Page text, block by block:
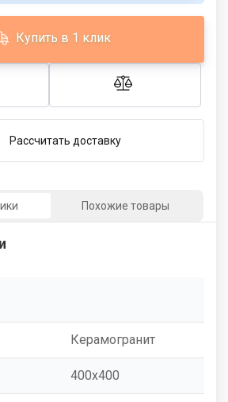
Купить в 1 клик
Рассчитать доставку
Похожие товары
Керамогранит
400x400